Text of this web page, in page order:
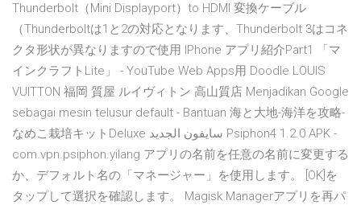
Thunderbolt（Mini Displayport）to HDMI 変換ケーブル
（Thunderboltは1と2の対応となります、Thunderbolt 3はコネ
クタ形状が異なりますので使用 IPhone アプリ紹介Part1 「マ
インクラフトLite」 - YouTube Web Apps用 Doodle LOUIS
VUITTON 福岡 質屋 ルイヴィトン 高山質店 Menjadikan Google
sebagai mesin telusur default - Bantuan 海と大地-海洋を攻略-
なめこ栽培キットDeluxe سايفون الجديد Psiphon4‎ 1.2.0 APK -
com.vpn.psiphon.yilang アプリの名前を任意の名前に変更する
か、デフォルト名の「マネージャー」を使用します。 [OK]を
タップして選択を確認します。 Magisk Managerアプリを再パ